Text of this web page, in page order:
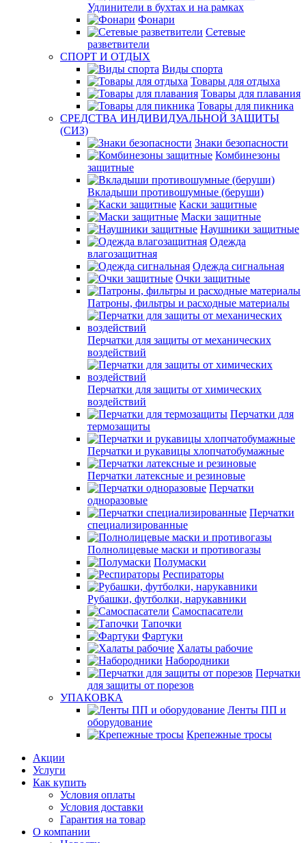
Удлинители в бухтах и на рамках
Фонари
Сетевые
разветвители
СПОРТ И ОТДЫХ
Виды спорта
Товары для отдыха
Товары для плавания
Товары для пикника
СРЕДСТВА ИНДИВИДУАЛЬНОЙ ЗАЩИТЫ
(СИЗ)
Знаки безопасности
Комбинезоны
защитные
Вкладыши противошумные (беруши)
Каски защитные
Маски защитные
Наушники защитные
Одежда
влагозащитная
Одежда сигнальная
Очки защитные
Патроны, фильтры и расходные материалы
Перчатки для защиты от механических
воздействий
Перчатки для защиты от химических
воздействий
Перчатки для
термозащиты
Перчатки и рукавицы хлопчатобумажные
Перчатки латексные и резиновые
Перчатки
одноразовые
Перчатки
специализированные
Полнолицевые маски и противогазы
Полумаски
Респираторы
Рубашки, футболки, нарукавники
Самоспасатели
Тапочки
Фартуки
Халаты рабочие
Набородники
Перчатки
для защиты от порезов
УПАКОВКА
Ленты ПП и
оборудование
Крепежные тросы
Акции
Услуги
Как купить
Условия оплаты
Условия доставки
Гарантия на товар
О компании